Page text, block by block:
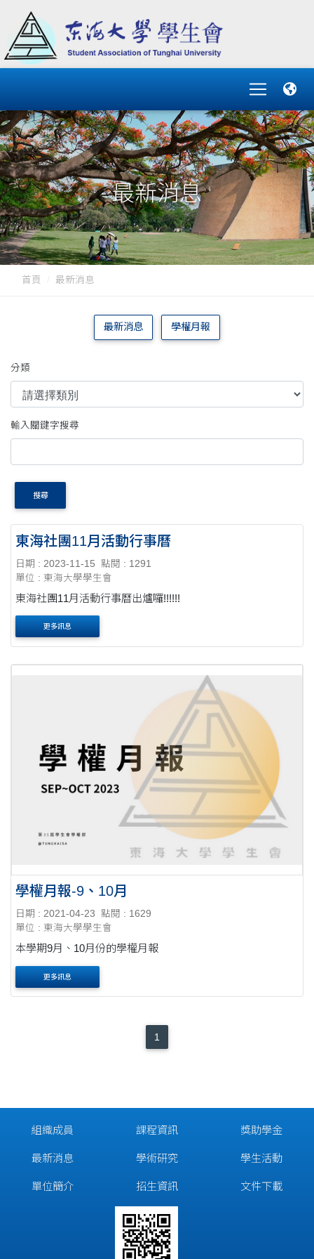
最新消息
首頁 最新消息
最新消息 學權月報
分類
輸入關鍵字搜尋
搜尋
東海社團11月活動行事曆
日期 : 2023-11-15
點閱 : 1291
單位 : 東海大學學生會
東海社團11月活動行事曆出爐囉!!!!!!
更多訊息
學權月報-9、10月
日期 : 2021-04-23
點閱 : 1629
單位 : 東海大學學生會
本學期9月、10月份的學權月報
更多訊息
1
組織成員
最新消息
單位簡介
課程資訊
學術研究
招生資訊
獎助學金
學生活動
文件下載